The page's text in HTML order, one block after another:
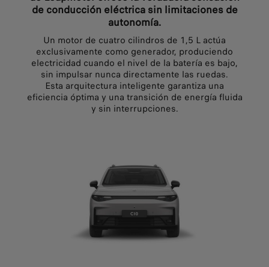
de conducción eléctrica sin limitaciones de
autonomía.
Un motor de cuatro cilindros de 1,5 L actúa
exclusivamente como generador, produciendo
electricidad cuando el nivel de la batería es bajo,
sin impulsar nunca directamente las ruedas.
Esta arquitectura inteligente garantiza una
eficiencia óptima y una transición de energía fluida
y sin interrupciones.